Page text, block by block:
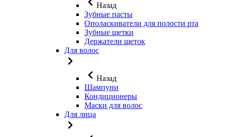
Назад
Зубные пасты
Ополаскиватели для полости рта
Зубные щетки
Держатели щеток
Для волос
Назад
Шампуни
Кондиционеры
Маски для волос
Для лица